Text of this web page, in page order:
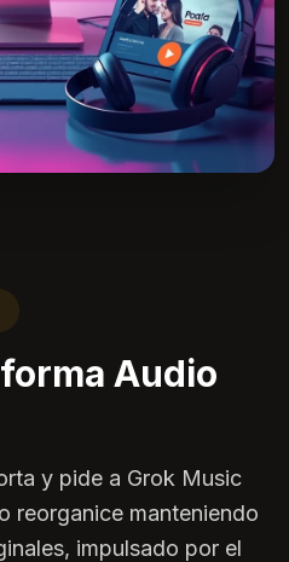
Audio
y pide a Grok Music
reorganice manteniendo
impulsado por el